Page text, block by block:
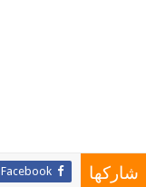
شاركها Facebook